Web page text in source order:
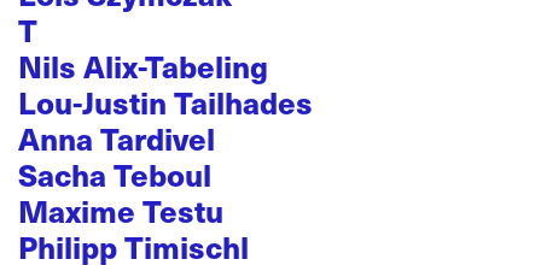
T
Nils Alix-Tabeling
Lou-Justin Tailhades
Anna Tardivel
Sacha Teboul
Maxime Testu
Philipp Timischl